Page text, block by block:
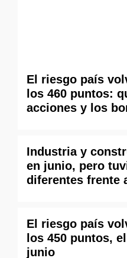
El riesgo país
los 460 puntos:
acciones y los
Industria y
en junio, pero
diferentes frente
El riesgo país
los 450 puntos,
junio